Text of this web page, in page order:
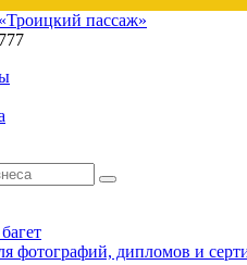
«Троицкий пассаж»
фотографий, дипломов и